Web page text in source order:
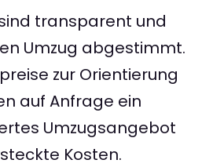
transparent und
Umzug abgestimmt.
zur Orientierung
auf Anfrage ein
Umzugsangebot
Kosten.